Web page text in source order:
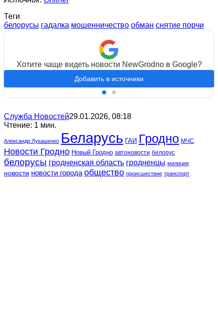
Теги
белорусы гадалка мошенничество обман снятие порчи
Хотите чаще видеть новости NewGrodno в Google?
Добавить в источники
Служба Новостей29.01.2026, 08:18
Чтение: 1 мин.
Александр Лукашенко Беларусь ГАИ Гродно МЧС
Новости Гродно Новый Гродно автоновости белорус
белорусы гродненская область гродненцы милиция
новости новости города общество происшествие транспорт